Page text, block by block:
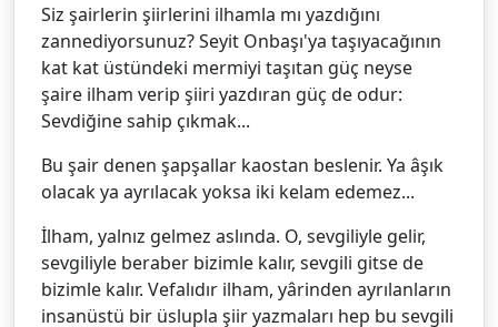
Siz şairlerin şiirlerini ilhamla mı yazdığını
zannediyorsunuz? Seyit Onbaşı'ya taşıyacağının
kat kat üstündeki mermiyi taşıtan güç neyse
şaire ilham verip şiiri yazdıran güç de odur:
Sevdiğine sahip çıkmak...
Bu şair denen şapşallar kaostan beslenir. Ya âşık
olacak ya ayrılacak yoksa iki kelam edemez...
İlham, yalnız gelmez aslında. O, sevgiliyle gelir,
sevgiliyle beraber bizimle kalır, sevgili gitse de
bizimle kalır. Vefalıdır ilham, yârinden ayrılanların
insanüstü bir üslupla şiir yazmaları hep bu sevgili